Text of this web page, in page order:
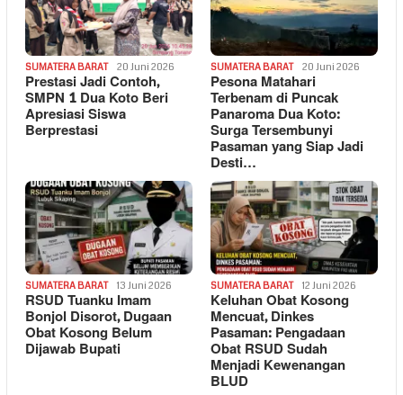
SUMATERA BARAT 20 Juni 2026
Prestasi Jadi Contoh,
SMPN 1 Dua Koto Beri
Apresiasi Siswa
Berprestasi
SUMATERA BARAT 20 Juni 2026
Pesona Matahari
Terbenam di Puncak
Panaroma Dua Koto:
Surga Tersembunyi
Pasaman yang Siap Jadi
Desti…
SUMATERA BARAT 13 Juni 2026
RSUD Tuanku Imam
Bonjol Disorot, Dugaan
Obat Kosong Belum
Dijawab Bupati
SUMATERA BARAT 12 Juni 2026
Keluhan Obat Kosong
Mencuat, Dinkes
Pasaman: Pengadaan
Obat RSUD Sudah
Menjadi Kewenangan
BLUD